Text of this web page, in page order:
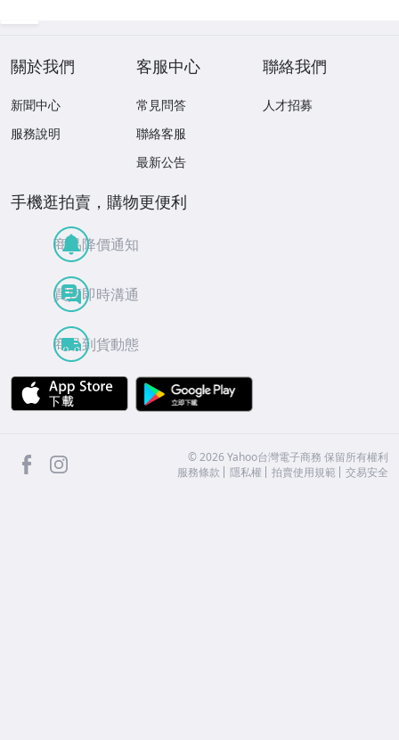
關於我們
新聞中心
服務說明
客服中心
常見問答
聯絡客服
最新公告
聯絡我們
人才招募
手機逛拍賣，購物更便利
商品降價通知
買賣即時溝通
商品到貨動態
APP Store
facebook ©2026 Yahoo台灣電子商務 保留所有權利
服務條款
隱私權 拍賣使用規範 交易安全